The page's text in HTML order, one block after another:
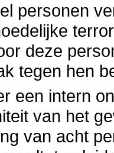
personen
deze
tegen hen
een intern
van het
van acht